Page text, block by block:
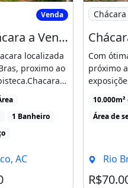
Chácara a Venda
Venda
Linda Chácara a Venda
localizada
proximo ao
1 Banheiro
AC
Chácara
Com
próximo
medindo
Área de
Rio